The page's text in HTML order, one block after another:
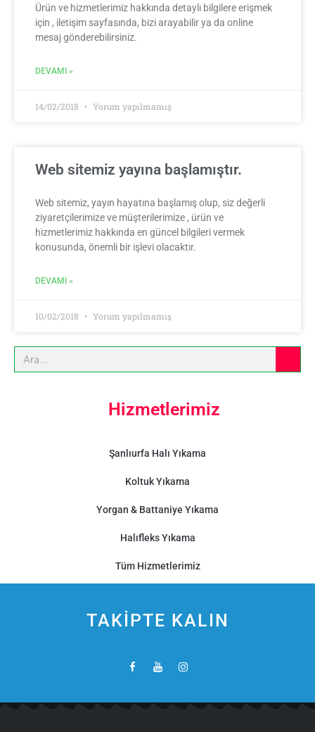
Ürün ve hizmetlerimiz hakkında detaylı bilgilere erişmek
için , iletişim sayfasında, bizi arayabilir ya da online
mesaj gönderebilirsiniz.
DEVAMI »
14/02/2018 Yorum yapılmamış
Web sitemiz yayına başlamıştır.
Web sitemiz, yayın hayatına başlamış olup, siz değerli
ziyaretçilerimize ve müşterilerimize , ürün ve
hizmetlerimiz hakkında en güncel bilgileri vermek
konusunda, önemli bir işlevi olacaktır.
DEVAMI »
10/02/2018 Yorum yapılmamış
Hizmetlerimiz
Şanlıurfa Halı Yıkama
Koltuk Yıkama
Yorgan & Battaniye Yıkama
Halıfleks Yıkama
Tüm Hizmetlerimiz
TAKİPTE KALIN